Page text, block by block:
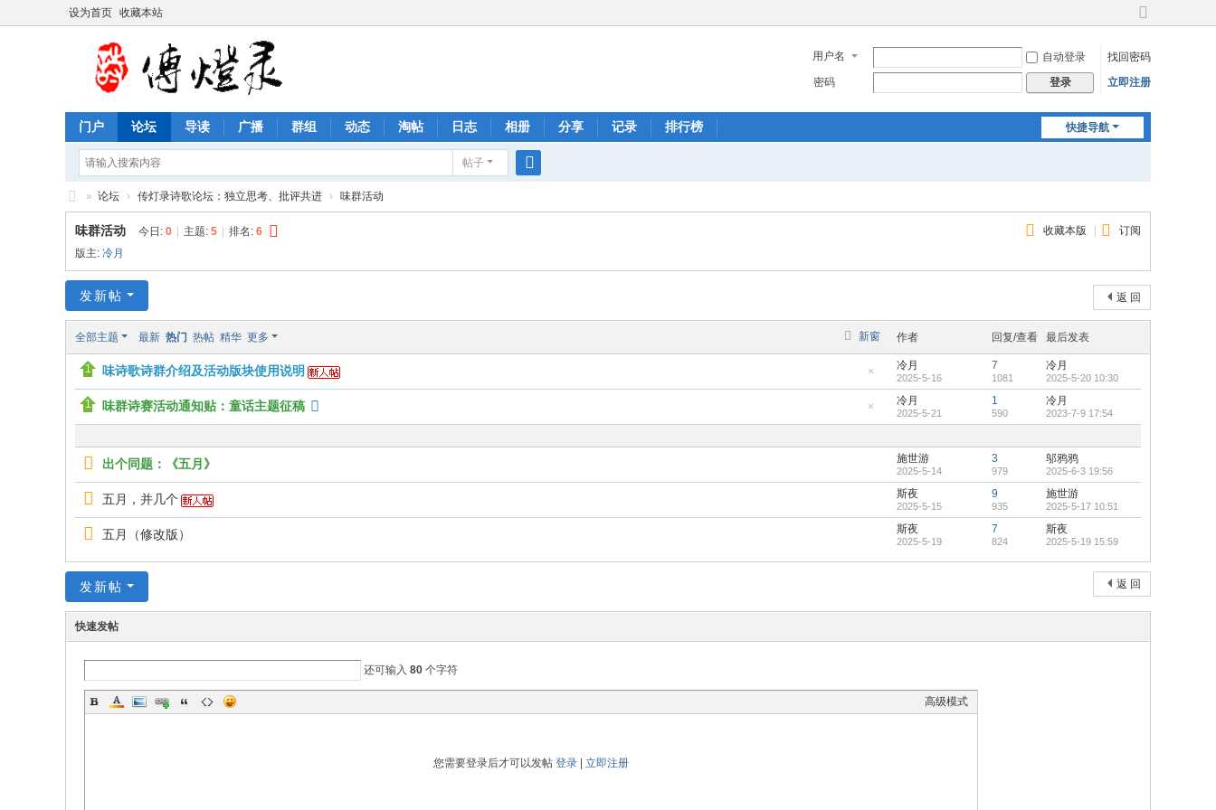
设为首页 收藏本站
切
到
宽
用户名 自动登录
找回密码
密码
登录 立即注册
快捷导航
门户 论坛 导读 广播 群组 动态 淘帖 日志 相册 分享 记录 排行榜
帖子
索
传
灯
录
论
» 论坛 › 传灯录诗歌论坛：独立思考、批评共进 › 味群活动
收藏本版 订阅
味群活动 今日: 0 主题: 5 排名: 6
版主: 冷月
返 回
发新帖
新窗
全部主题 最新 热门 热帖 精华 更多 作者 回复/查看 最后发表
藏
置
帖
味诗歌诗群介绍及活动版块使用说明 冷月
2025-5-16
7
1081
冷月
2025-5-20 10:30
藏
顶
味群诗赛活动通知贴：童话主题征稿 冷月
2025-5-21
1
590
冷月
2023-7-9 17:54
出个同题：《五月》 施世游
2025-5-14
3
979
邬鸦鸦
2025-6-3 19:56
五月，并几个 斯夜
2025-5-15
9
935
施世游
2025-5-17 10:51
五月（修改版） 斯夜
2025-5-19
7
824
斯夜
2025-5-19 15:59
返 回
发新帖
快速发帖
还可输入 80 个字符
高级模式
您需要登录后才可以发帖 登录 立即注册